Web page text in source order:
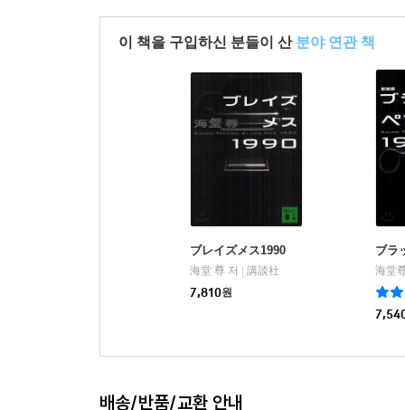
이 책을 구입하신 분들이 산 분야 연관 책
ブレイズメス1990
海堂 尊 저
講談社
7,810원
ブラ
海堂
배송/반품/교환 안내